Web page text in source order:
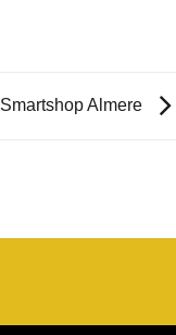
Smartshop Almere